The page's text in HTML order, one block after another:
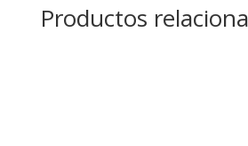
Productos